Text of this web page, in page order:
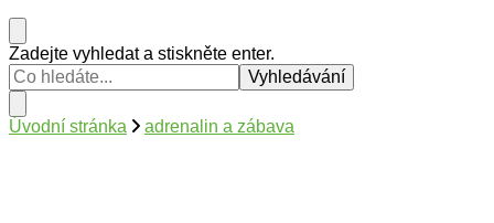
Hledáte
něco
?
Zadejte vyhledat a stiskněte enter.
Úvodní stránka adrenalin a zábava